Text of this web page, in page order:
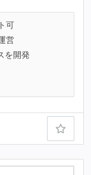
可
営
を開発